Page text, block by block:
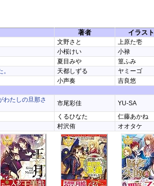
著者 イラスト
文野さと 上原た壱
小桜けい 小禄
夏目みや 篁ふみ
天都しずる ヤミーゴ
小声奏 吉良悠
たしの旦那さ
市尾彩佳 YU-SA
くるひなた 仁藤あかね
村沢侑 オオタケ